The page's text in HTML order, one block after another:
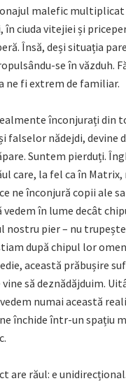
malefic multiplicat
ciuda vitejiei și
Însă, deși situația
se în văzduh.
ne fi extrem de familiar.
înconjurați din
falselor nădejdi, devine
Suntem pierduți.
care, la fel ca în Matrix,
ne înconjură copii ale
vedem în lume decât
nostru pier – nu
după chipul lor
această prăbușire
să deznădăjduim.
numai această
închide într-un spațiu
are răul: e